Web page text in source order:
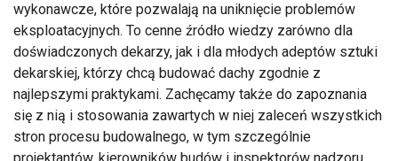
wykonawcze, które pozwalają na uniknięcie problemów
eksploatacyjnych. To cenne źródło wiedzy zarówno dla
doświadczonych dekarzy, jak i dla młodych adeptów sztuki
dekarskiej, którzy chcą budować dachy zgodnie z
najlepszymi praktykami. Zachęcamy także do zapoznania
się z nią i stosowania zawartych w niej zaleceń wszystkich
stron procesu budowalnego, w tym szczególnie